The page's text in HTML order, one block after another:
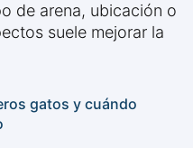
de arena, ubicación o
suele mejorar la
gatos y cuándo